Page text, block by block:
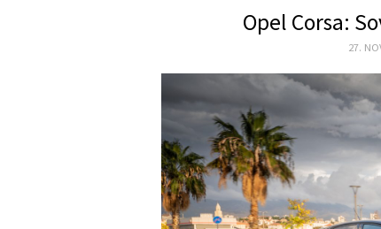
Opel Corsa:
27.